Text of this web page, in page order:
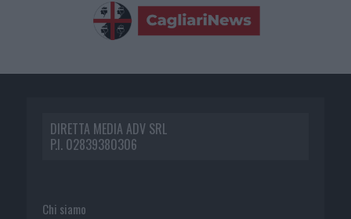
DIRETTA MEDIA ADV SRL
P.I. 02839380306
Chi siamo